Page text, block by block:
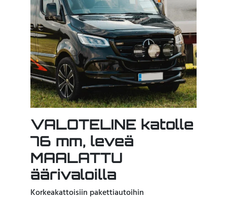
VALOTELINE katolle
76 mm, leveä
MAALATTU
äärivaloilla
Korkeakattoisiin pakettiautoihin